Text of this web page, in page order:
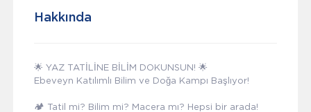
Hakkında
🌟 YAZ TATİLİNE BİLİM DOKUNSUN! 🌟
Ebeveyn Katılımlı Bilim ve Doğa Kampı Başlıyor!
🏕 Tatil mi? Bilim mi? Macera mı? Hepsi bir arada!